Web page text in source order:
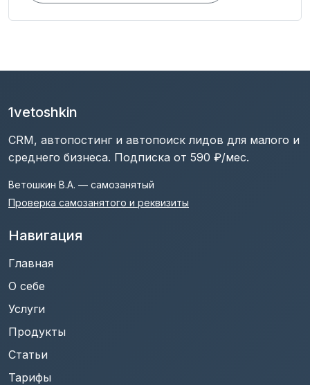
1vetoshkin
CRM, автопостинг и автопоиск лидов для малого и
среднего бизнеса. Подписка от 590 ₽/мес.
Ветошкин В.А. — самозанятый
Проверка самозанятого и реквизиты
Навигация
Главная
О себе
Услуги
Продукты
Статьи
Тарифы